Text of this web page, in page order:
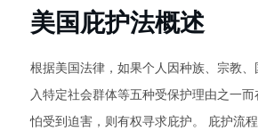
美国庇护法概述
根据美国法律，如果个人因种族、宗教
入特定社会群体等五种受保护理由之一
怕受到迫害，则有权寻求庇护。 庇护流